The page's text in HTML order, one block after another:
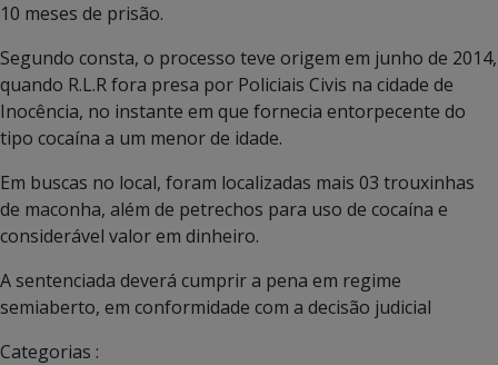
10 meses de prisão.
Segundo consta, o processo teve origem em junho de 2014,
quando R.L.R fora presa por Policiais Civis na cidade de
Inocência, no instante em que fornecia entorpecente do
tipo cocaína a um menor de idade.
Em buscas no local, foram localizadas mais 03 trouxinhas
de maconha, além de petrechos para uso de cocaína e
considerável valor em dinheiro.
A sentenciada deverá cumprir a pena em regime
semiaberto, em conformidade com a decisão judicial
Categorias :